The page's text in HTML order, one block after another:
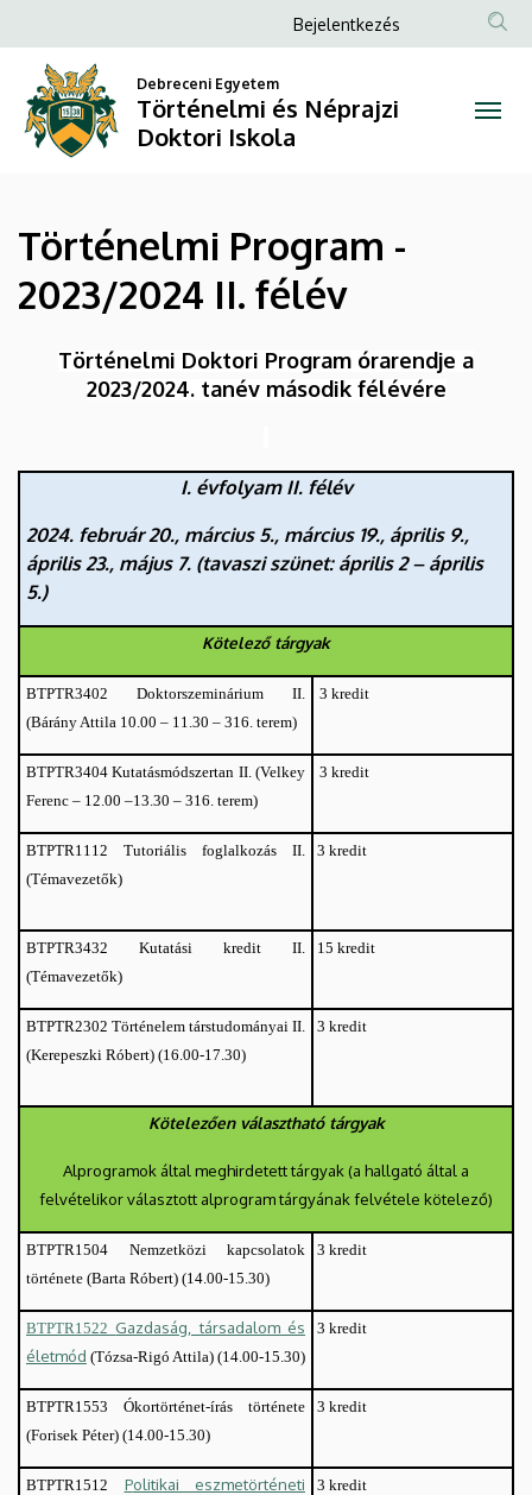
Program
2023/2024
félév
Történelmi
Néprajzi
Iskola
a
tartalomra
Anonim
menüje
Bejelentkezés
Debreceni Egyetem
Történelmi és Néprajzi
Doktori Iskola
Történelmi Program -
2023/2024 II. félév
Történelmi Doktori Program órarendje a
2023/2024. tanév második félévére
I. évfolyam II. félév
2024. február 20., március 5., március 19., április 9.,
április 23., május 7. (tavaszi szünet: április 2 – április
5.)
Kötelező tárgyak
BTPTR3402 Doktorszeminárium II.
(Bárány Attila 10.00 – 11.30 – 316. terem)
3 kredit
BTPTR3404Kutatásmódszertan II. (Velkey
Ferenc – 12.00 –13.30 – 316. terem)
3 kredit
BTPTR1112 Tutoriális foglalkozás II.
(Témavezetők)
3 kredit
BTPTR3432 Kutatási kredit II.
(Témavezetők)
15 kredit
BTPTR2302 Történelem társtudományai II.
(Kerepeszki Róbert) (16.00-17.30)
3 kredit
Kötelezően választható tárgyak
Alprogramok által meghirdetett tárgyak (a hallgató által a
felvételikor választott alprogram tárgyának felvétele kötelező)
BTPTR1504 Nemzetközi kapcsolatok
története (Barta Róbert) (14.00-15.30)
3 kredit
BTPTR1522Gazdaság, társadalom és
életmód (Tózsa-Rigó Attila) (14.00-15.30)
3 kredit
BTPTR1553 Ókortörténet-írás története
(Forisek Péter) (14.00-15.30)
3 kredit
BTPTR1512 Politikai eszmetörténeti
3 kredit